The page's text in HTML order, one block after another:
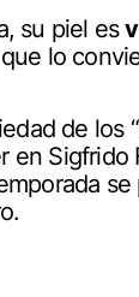
su piel es
lo
de los
en Sigfrido